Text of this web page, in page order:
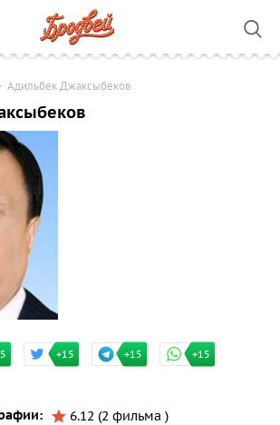
Адильбек Джаксыбеков
+15 +15 +15
6.12 (2 фильма )